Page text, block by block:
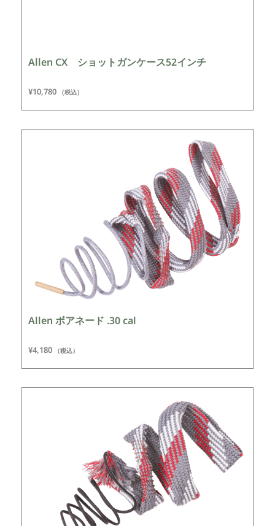
Allen CX ショットガンケース52インチ
¥10,780 （税込）
Allen ボアネード .30 cal
¥4,180 （税込）